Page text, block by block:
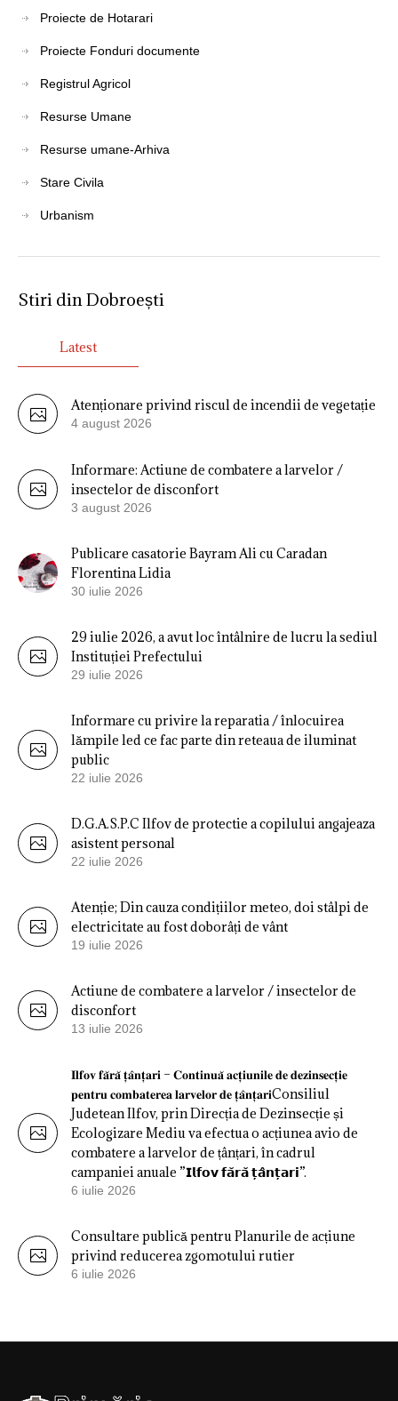
Proiecte de Hotarari
Proiecte Fonduri documente
Registrul Agricol
Resurse Umane
Resurse umane-Arhiva
Stare Civila
Urbanism
Stiri din Dobroești
Latest
Atenționare privind riscul de incendii de vegetație
4 august 2026
Informare: Actiune de combatere a larvelor /
insectelor de disconfort
3 august 2026
Publicare casatorie Bayram Ali cu Caradan
Florentina Lidia
30 iulie 2026
29 iulie 2026, a avut loc întâlnire de lucru la sediul
Instituției Prefectului
29 iulie 2026
Informare cu privire la reparatia / înlocuirea
lămpile led ce fac parte din reteaua de iluminat
public
22 iulie 2026
D.G.A.S.P.C Ilfov de protectie a copilului angajeaza
asistent personal
22 iulie 2026
Atenție; Din cauza condițiilor meteo, doi stâlpi de
electricitate au fost doborâți de vânt
19 iulie 2026
Actiune de combatere a larvelor / insectelor de
disconfort
13 iulie 2026
𝐈𝐥𝐟𝐨𝐯 𝐟𝐚̆𝐫𝐚̆ 𝐭̦𝐚̂𝐧𝐭̦𝐚𝐫𝐢 – 𝐂𝐨𝐧𝐭𝐢𝐧𝐮𝐚̆ 𝐚𝐜𝐭̦𝐢𝐮𝐧𝐢𝐥𝐞 𝐝𝐞 𝐝𝐞𝐳𝐢𝐧𝐬𝐞𝐜𝐭̦𝐢𝐞
𝐩𝐞𝐧𝐭𝐫𝐮 𝐜𝐨𝐦𝐛𝐚𝐭𝐞𝐫𝐞𝐚 𝐥𝐚𝐫𝐯𝐞𝐥𝐨𝐫 𝐝𝐞 𝐭̦𝐚̂𝐧𝐭̦𝐚𝐫𝐢Consiliul
Judetean Ilfov, prin Direcția de Dezinsecție și
Ecologizare Mediu va efectua o acțiunea avio de
combatere a larvelor de țânțari, în cadrul
campaniei anuale ”𝗜𝗹𝗳𝗼𝘃 𝗳𝗮̆𝗿𝗮̆ 𝘁̦𝗮̂𝗻𝘁̦𝗮𝗿𝗶”.
6 iulie 2026
Consultare publică pentru Planurile de acțiune
privind reducerea zgomotului rutier
6 iulie 2026